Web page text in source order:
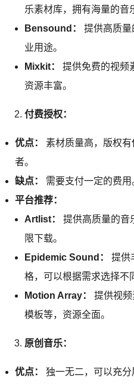
乐素材库，拥有海量的音
Bensound：
提供高质
业用途。
Mixkit：
提供免费的视频
资源丰富。
付费授权：
优点：
素材质量高，版权
者。
缺点：
需要支付一定的费用
平台推荐：
Artlist：
提供高质量的音
限下载。
Epidemic Sound：
提供
格，可以根据需求选择不
Motion Array：
提供视频
模板等，资源全面。
原创音乐：
优点：
独一无二，可以充